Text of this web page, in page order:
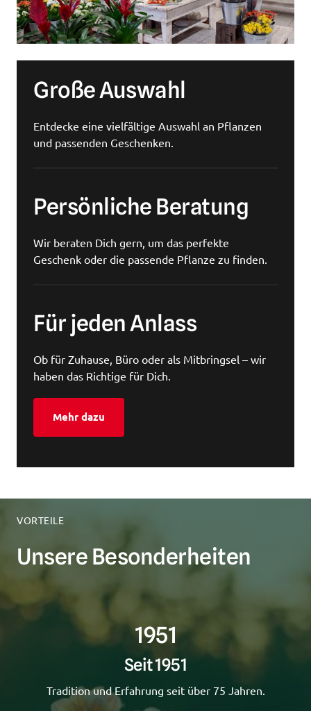
Große Auswahl
Entdecke eine vielfältige Auswahl an Pflanzen
und passenden Geschenken.
Persönliche Beratung
Wir beraten Dich gern, um das perfekte
Geschenk oder die passende Pflanze zu finden.
Für jeden Anlass
Ob für Zuhause, Büro oder als Mitbringsel – wir
haben das Richtige für Dich.
Mehr dazu
VORTEILE
Unsere Besonderheiten
1951
Seit 1951
Tradition und Erfahrung seit über 75 Jahren.